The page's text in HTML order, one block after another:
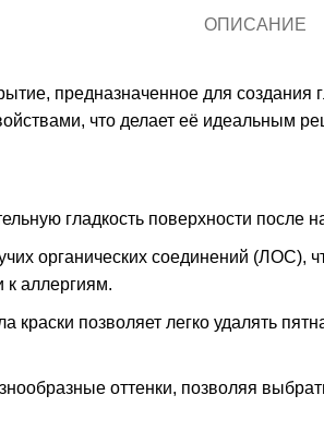
ОПИСАНИЕ
предназначенное для создания
что делает её идеальным
гладкость поверхности
органических соединений
к аллергиям.
краски позволяет легко удалять
оттенки, позволяя